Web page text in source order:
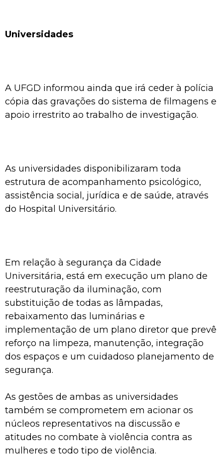
Universidades
A UFGD informou ainda que irá ceder à polícia
cópia das gravações do sistema de filmagens e
apoio irrestrito ao trabalho de investigação.
As universidades disponibilizaram toda
estrutura de acompanhamento psicológico,
assistência social, jurídica e de saúde, através
do Hospital Universitário.
Em relação à segurança da Cidade
Universitária, está em execução um plano de
reestruturação da iluminação, com
substituição de todas as lâmpadas,
rebaixamento das luminárias e
implementação de um plano diretor que prevê
reforço na limpeza, manutenção, integração
dos espaços e um cuidadoso planejamento de
segurança.
As gestões de ambas as universidades
também se comprometem em acionar os
núcleos representativos na discussão e
atitudes no combate à violência contra as
mulheres e todo tipo de violência.​